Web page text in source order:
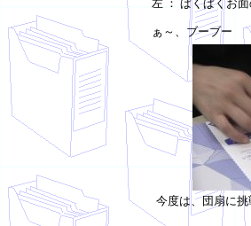
左 ： ぱくぱくお
折り紙
ぁ～、ブーブー
今度は、団扇に
ここの部